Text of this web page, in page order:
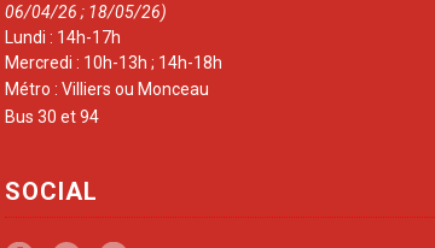
06/04/26 ; 18/05/26)
Lundi : 14h-17h
Mercredi : 10h-13h ; 14h-18h
Métro : Villiers ou Monceau
Bus 30 et 94
SOCIAL